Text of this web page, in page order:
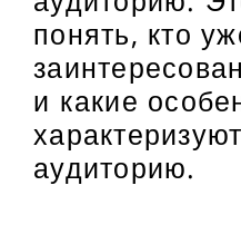
понять, кто
и какие
аудиторию.